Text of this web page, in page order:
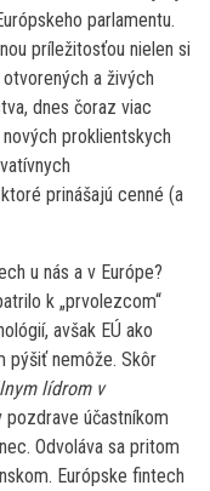
parlamentu.
príležitosťou nielen si
a živých
dnes čoraz viac
proklientskych
prinášajú cenné (a
u nás a v Európe?
k „prvolezcom“
avšak EÚ ako
pýšiť nemôže. Skôr
lídrom v
účastníkom
Odvoláva sa pritom
Európske fintech